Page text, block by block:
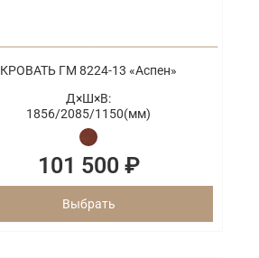
КРОВАТЬ ГМ 8224-13 «Аспен»
Д×Ш×В:
1856/2085/1150(мм)
101 500 ₽
Выбрать